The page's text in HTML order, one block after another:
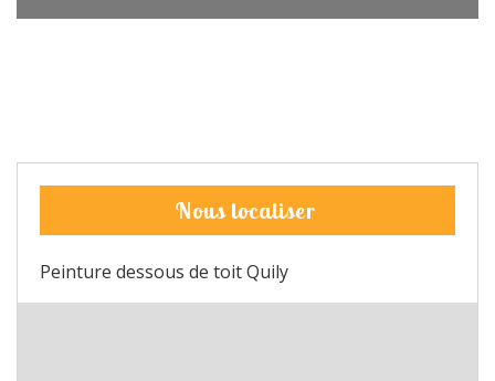
Nous localiser
Peinture dessous de toit Quily